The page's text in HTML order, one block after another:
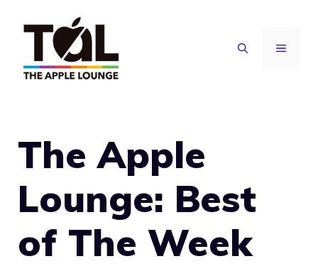
contenuto
MENU
The Apple
Lounge: Best
of The Week